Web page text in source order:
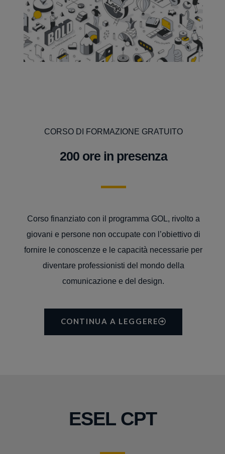
CORSO DI FORMAZIONE GRATUITO
200 ore in presenza
Corso finanziato con il programma GOL, rivolto a
giovani e persone non occupate con l’obiettivo di
fornire le conoscenze e le capacità necessarie per
diventare professionisti del mondo della
comunicazione e del design.
CONTINUA A LEGGERE
ESEL CPT